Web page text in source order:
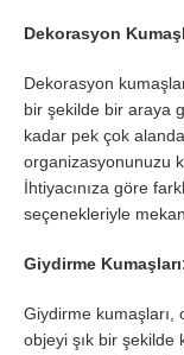
Dekorasyon
Dekorasyon
bir şekilde bir araya
kadar pek çok
organizasyonunuzu
İhtiyacınıza göre
seçenekleriyle
Giydirme Kumaşları:
Giydirme kumaşları,
objeyi şık bir şekilde